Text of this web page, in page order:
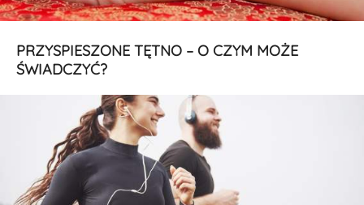
PRZYSPIESZONE TĘTNO – O CZYM MOŻE
ŚWIADCZYĆ?